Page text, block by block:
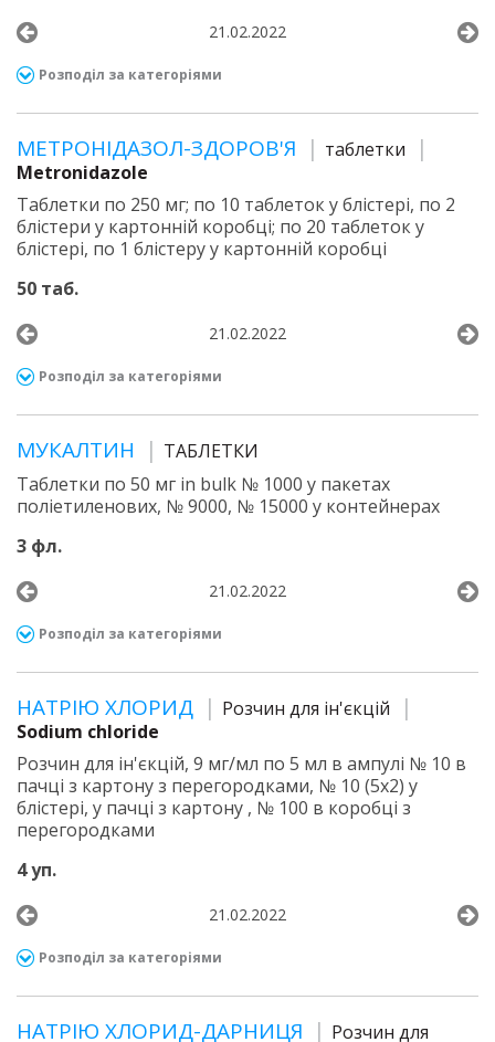
21.02.2022
Розподіл за категоріями
МЕТРОНІДАЗОЛ-ЗДОРОВ'Я
таблетки
Metronidazole
Таблетки по 250 мг; по 10 таблеток у блістері, по 2
блістери у картонній коробці; по 20 таблеток у
блістері, по 1 блістеру у картонній коробці
50 таб.
21.02.2022
Розподіл за категоріями
МУКАЛТИН
ТАБЛЕТКИ
Таблетки по 50 мг in bulk № 1000 у пакетах
поліетиленових, № 9000, № 15000 у контейнерах
3 фл.
21.02.2022
Розподіл за категоріями
НАТРІЮ ХЛОРИД
Розчин для ін'єкцій
Sodium chloride
Розчин для ін'єкцій, 9 мг/мл по 5 мл в ампулі № 10 в
пачці з картону з перегородками, № 10 (5х2) у
блістері, у пачці з картону , № 100 в коробці з
перегородками
4 уп.
21.02.2022
Розподіл за категоріями
НАТРІЮ ХЛОРИД-ДАРНИЦЯ Розчин для